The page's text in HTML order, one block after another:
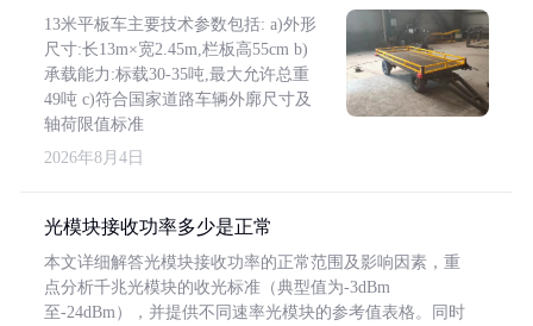
13米平板车主要技术参数包括: a)外形
尺寸:长13m×宽2.45m,栏板高55cm b)
承载能力:标载30-35吨,最大允许总重
49吨 c)符合国家道路车辆外廓尺寸及
轴荷限值标准
2026年8月4日
光模块接收功率多少是正常
本文详细解答光模块接收功率的正常范围及影响因素，重
点分析千兆光模块的收光标准（典型值为-3dBm
至-24dBm），并提供不同速率光模块的参考值表格。同时